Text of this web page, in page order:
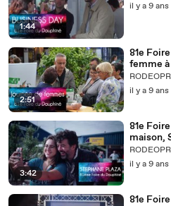
1:44
il y a 9 ans
2:51
81e
femme
il y a 9 ans
3:42
81e
maison,
il y a 9 ans
81e